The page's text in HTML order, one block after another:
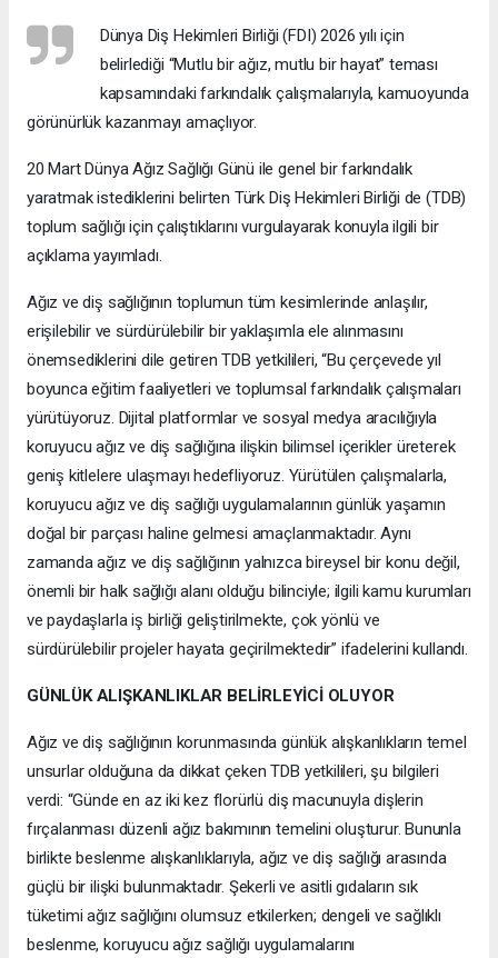
Dünya Diş Hekimleri Birliği (FDI) 2026 yılı için
belirlediği “Mutlu bir ağız, mutlu bir hayat” teması
kapsamındaki farkındalık çalışmalarıyla, kamuoyunda
görünürlük kazanmayı amaçlıyor.
20 Mart Dünya Ağız Sağlığı Günü ile genel bir farkındalık
yaratmak istediklerini belirten Türk Diş Hekimleri Birliği de (TDB)
toplum sağlığı için çalıştıklarını vurgulayarak konuyla ilgili bir
açıklama yayımladı.
Ağız ve diş sağlığının toplumun tüm kesimlerinde anlaşılır,
erişilebilir ve sürdürülebilir bir yaklaşımla ele alınmasını
önemsediklerini dile getiren TDB yetkilileri, “Bu çerçevede yıl
boyunca eğitim faaliyetleri ve toplumsal farkındalık çalışmaları
yürütüyoruz. Dijital platformlar ve sosyal medya aracılığıyla
koruyucu ağız ve diş sağlığına ilişkin bilimsel içerikler üreterek
geniş kitlelere ulaşmayı hedefliyoruz. Yürütülen çalışmalarla,
koruyucu ağız ve diş sağlığı uygulamalarının günlük yaşamın
doğal bir parçası haline gelmesi amaçlanmaktadır. Aynı
zamanda ağız ve diş sağlığının yalnızca bireysel bir konu değil,
önemli bir halk sağlığı alanı olduğu bilinciyle; ilgili kamu kurumları
ve paydaşlarla iş birliği geliştirilmekte, çok yönlü ve
sürdürülebilir projeler hayata geçirilmektedir” ifadelerini kullandı.
GÜNLÜK ALIŞKANLIKLAR BELİRLEYİCİ OLUYOR
Ağız ve diş sağlığının korunmasında günlük alışkanlıkların temel
unsurlar olduğuna da dikkat çeken TDB yetkilileri, şu bilgileri
verdi: “Günde en az iki kez florürlü diş macunuyla dişlerin
fırçalanması düzenli ağız bakımının temelini oluşturur. Bununla
birlikte beslenme alışkanlıklarıyla, ağız ve diş sağlığı arasında
güçlü bir ilişki bulunmaktadır. Şekerli ve asitli gıdaların sık
tüketimi ağız sağlığını olumsuz etkilerken; dengeli ve sağlıklı
beslenme, koruyucu ağız sağlığı uygulamalarını